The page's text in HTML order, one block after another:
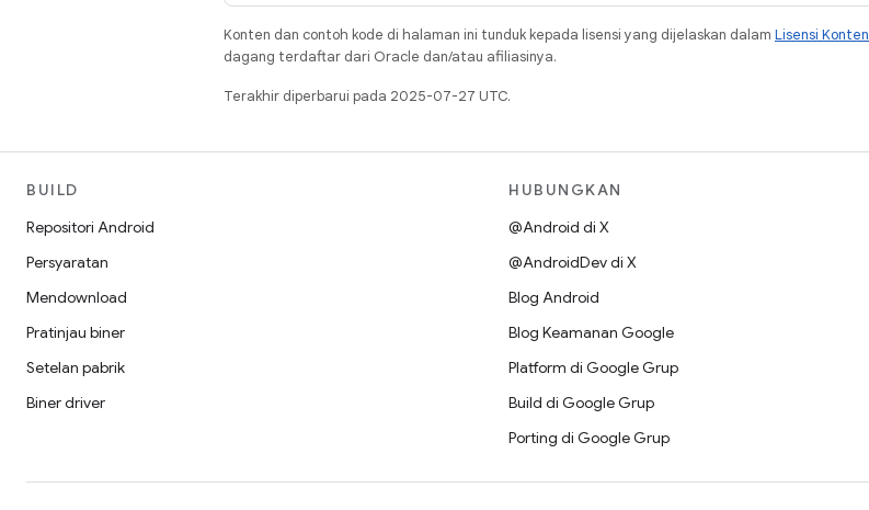
Konten dan contoh kode di halaman ini tunduk kepada lisensi yang dijelaskan dalam Lisensi Konten
dagang terdaftar dari Oracle dan/atau afiliasinya.
Terakhir diperbarui pada 2025-07-27 UTC.
BUILD
Repositori Android
Persyaratan
Mendownload
Pratinjau biner
Setelan pabrik
Biner driver
HUBUNGKAN
@Android di X
@AndroidDev di X
Blog Android
Blog Keamanan Google
Platform di Google Grup
Build di Google Grup
Porting di Google Grup